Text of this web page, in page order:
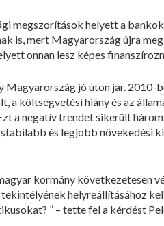
megszorítások helyett a
is, mert Magyarország újra
onnan lesz képes
Magyarország jó úton jár.
a költségvetési hiány és az
a negatív trendet sikerült
és legjobb növekedési
kormány következetesen
helyreállításához
” – tette fel a kérdést